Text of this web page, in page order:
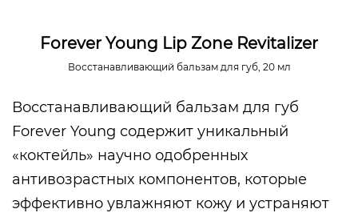
Forever Young Lip Zone Revitalizer
Восстанавливающий бальзам для губ, 20 мл
Восстанавливающий бальзам для губ
Forever Young содержит уникальный
«коктейль» научно одобренных
антивозрастных компонентов, которые
эффективно увлажняют кожу и устраняют